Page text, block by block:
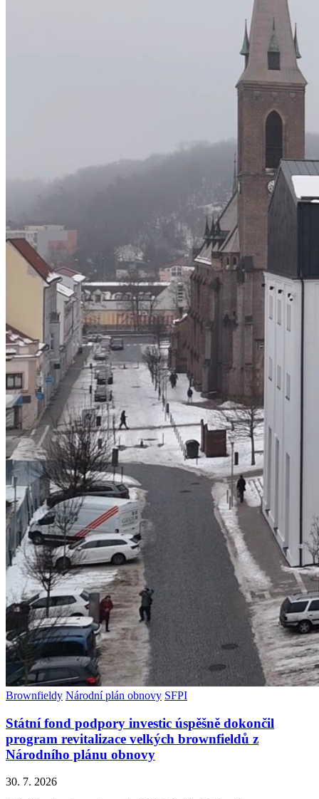
Brownfieldy Národní plán obnovy SFPI
Státní fond podpory investic úspěšně dokončil
program revitalizace velkých brownfieldů z
Národního plánu obnovy
30. 7. 2026